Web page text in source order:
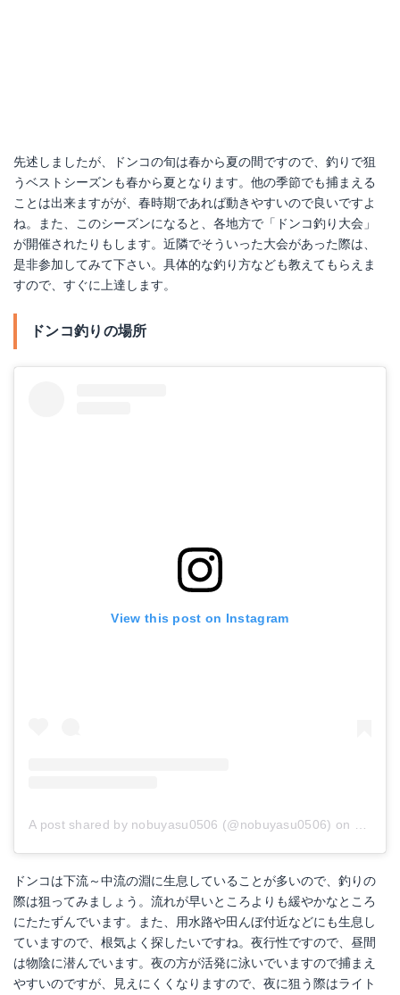
先述しましたが、ドンコの旬は春から夏の間ですので、釣りで狙
うベストシーズンも春から夏となります。他の季節でも捕まえる
ことは出来ますがが、春時期であれば動きやすいので良いですよ
ね。また、このシーズンになると、各地方で「ドンコ釣り大会」
が開催されたりもします。近隣でそういった大会があった際は、
是非参加してみて下さい。具体的な釣り方なども教えてもらえま
すので、すぐに上達します。
ドンコ釣りの場所
View this post on Instagram
A post shared by nobuyasu0506 (@nobuyasu0506) on
ドンコは下流～中流の淵に生息していることが多いので、釣りの
際は狙ってみましょう。流れが早いところよりも緩やかなところ
にたたずんでいます。また、用水路や田んぼ付近などにも生息し
ていますので、根気よく探したいですね。夜行性ですので、昼間
は物陰に潜んでいます。夜の方が活発に泳いでいますので捕まえ
やすいのですが、見えにくくなりますので、夜に狙う際はライト